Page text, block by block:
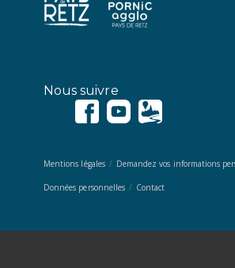
Nous suivre
Mentions légales Demandez vos informations
Données personnelles Contact